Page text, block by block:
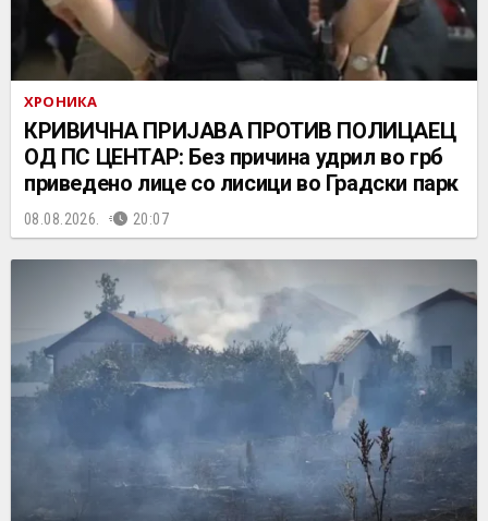
ХРОНИКА
КРИВИЧНА ПРИЈАВА ПРОТИВ ПОЛИЦАЕЦ
ОД ПС ЦЕНТАР: Без причина удрил во грб
приведено лице со лисици во Градски парк
08.08.2026. 20:07